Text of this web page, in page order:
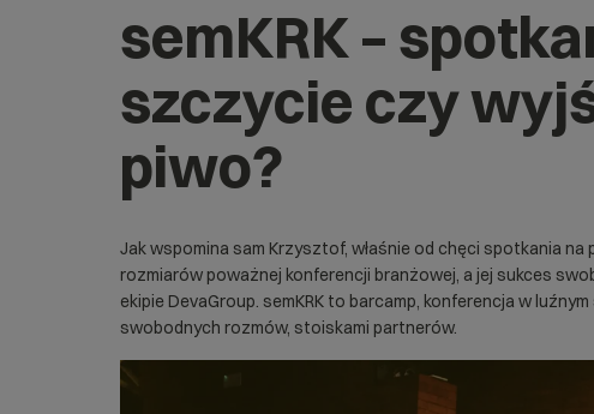
semKRK –
szczycie czy
piwo?
Jak wspomina sam Krzysztof, właśnie od chęci spotkania na
rozmiarów poważnej konferencji branżowej, a jej sukces
ekipie DevaGroup. semKRK to barcamp, konferencja w
swobodnych rozmów, stoiskami partnerów.